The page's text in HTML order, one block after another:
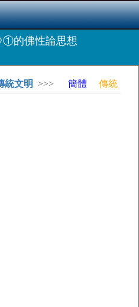
①的佛性論思想
統文明 >>> 簡體 傳統